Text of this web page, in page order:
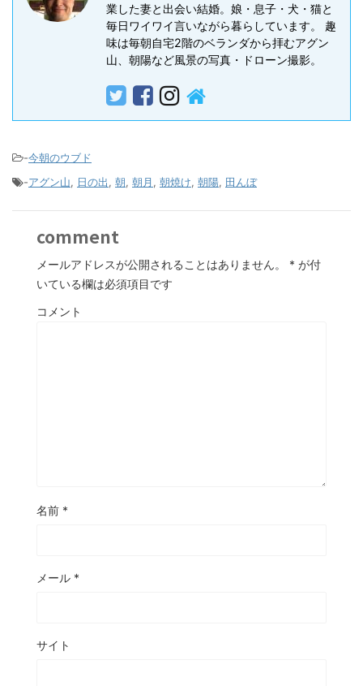
業した妻と出会い結婚。娘・息子・犬・猫と
毎日ワイワイ言いながら暮らしています。 趣
味は毎朝自宅2階のベランダから拝むアグン
山、朝陽など風景の写真・ドローン撮影。
-今朝のウブド
-アグン山, 日の出, 朝, 朝月 , 朝焼け, 朝陽, 田んぼ
comment
メールアドレスが公開されることはありません。 * が付
いている欄は必須項目です
コメント
名前 *
メール *
サイト